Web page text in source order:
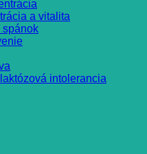
a vitalita
spánok
intolerancia